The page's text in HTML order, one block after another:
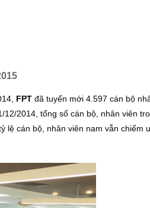
FPT đã tuyển mới 4.597 cán bộ
2014, tổng số cán bộ, nhân viên
lệ cán bộ, nhân viên nam vẫn